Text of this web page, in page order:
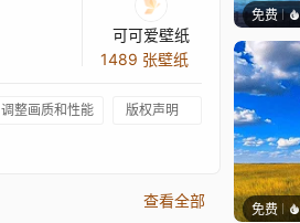
可可爱壁纸
1489 张壁纸
调整画质和性能 版权声明
查看全部
免费
免费